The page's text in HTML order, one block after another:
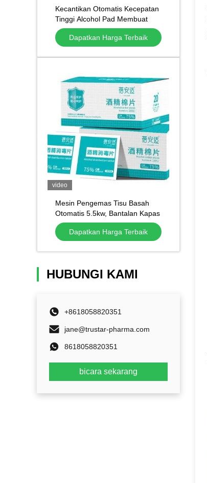
Kecantikan Otomatis Kecepatan
Tinggi Alcohol Pad Membuat
Mesin Kecepatan Tinggi PLC
dikendalikan Sistem basah tisu
Dapatkan Harga Terbaik
video
Mesin Pengemas Tisu Basah
Otomatis 5.5kw, Bantalan Kapas
Alkohol Segel Empat Sisi
Dapatkan Harga Terbaik
HUBUNGI KAMI
+8618058820351
jane@trustar-pharma.com
8618058820351
bicara sekarang